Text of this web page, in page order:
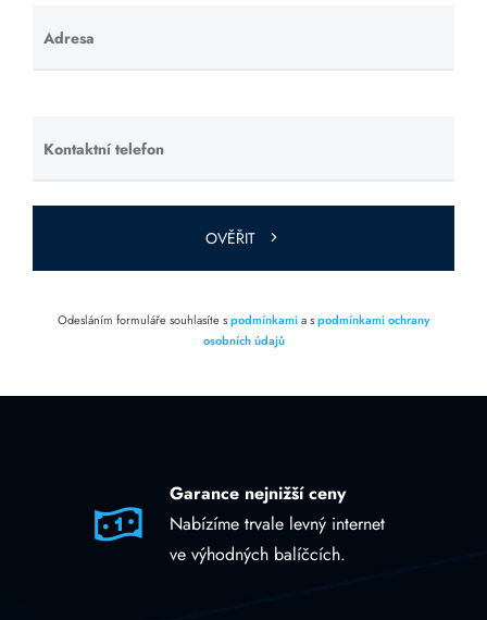
Adresa
Ponechte
toto pole
Kontaktní telefon
Ponechte
toto pole
prázdné.
OVĚŘIT
Odesláním formuláře souhlasíte spodmínkamia spodmínkami ochrany
osobních údajů
Garance nejnižší ceny
Nabízíme trvale levný internet
ve výhodných balíčcích.